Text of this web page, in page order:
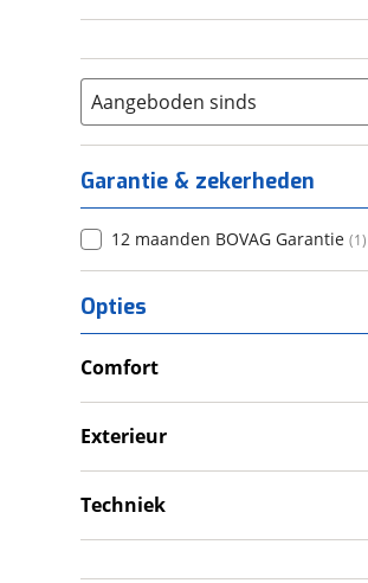
Aangeboden sinds
Garantie & zekerheden
12 maanden BOVAG Garantie (1)
Opties
Comfort
Televisie
Exterieur
Fietsendrager
Techniek